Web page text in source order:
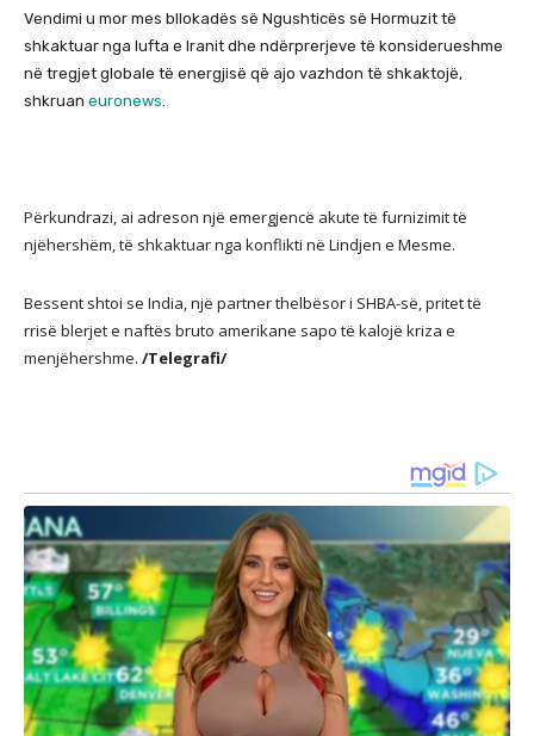
Vendimi u mor mes bllokadës së Ngushticës së Hormuzit të
shkaktuar nga lufta e Iranit dhe ndërprerjeve të konsiderueshme
në tregjet globale të energjisë që ajo vazhdon të shkaktojë,
shkruan euronews
Përkundrazi, ai adreson një emergjencë akute të furnizimit të
njëhershëm, të shkaktuar nga konflikti në Lindjen e Mesme.
Bessent shtoi se India, një partner thelbësor i SHBA-së, pritet të
rrisë blerjet e naftës bruto amerikane sapo të kalojë kriza e
menjëhershme. /Telegrafi/